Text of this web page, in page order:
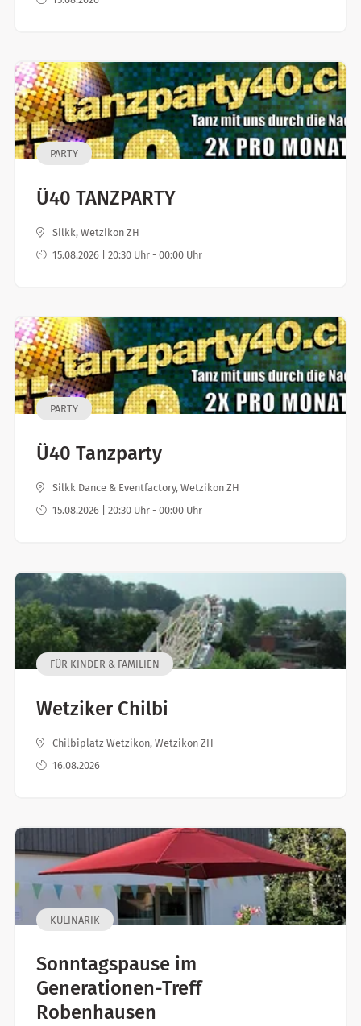
PARTY
Ü40 TANZPARTY
Silkk, Wetzikon ZH
15.08.2026 | 20:30 Uhr - 00:00 Uhr
PARTY
Ü40 Tanzparty
Silkk Dance & Eventfactory, Wetzikon ZH
15.08.2026 | 20:30 Uhr - 00:00 Uhr
FÜR KINDER & FAMILIEN
Wetziker Chilbi
Chilbiplatz Wetzikon, Wetzikon ZH
16.08.2026
KULINARIK
Sonntagspause im
Generationen-Treff
Robenhausen